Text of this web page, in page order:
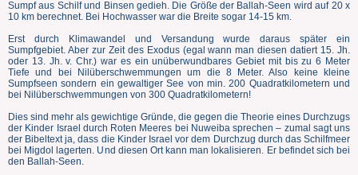
Sumpf aus Schilf und Binsen gedieh. Die Größe der Ballah-Seen wird auf 20 x
10 km berechnet. Bei Hochwasser war die Breite sogar 14-15 km.
Erst durch Klimawandel und Versandung wurde daraus später ein
Sumpfgebiet. Aber zur Zeit des Exodus (egal wann man diesen datiert 15. Jh.
oder 13. Jh. v. Chr.) war es ein unüberwundbares Gebiet mit bis zu 6 Meter
Tiefe und bei Nilüberschwemmungen um die 8 Meter. Also keine kleine
Sumpfseen sondern ein gewaltiger See von min. 200 Quadratkilometern und
bei Nilüberschwemmungen von 300 Quadratkilometern!
Dies sind mehr als gewichtige Gründe, die gegen die Theorie eines Durchzugs
der Kinder Israel durch Roten Meeres bei Nuweiba sprechen – zumal sagt uns
der Bibeltext ja, dass die Kinder Israel vor dem Durchzug durch das Schilfmeer
bei Migdol lagerten. Und diesen Ort kann man lokalisieren. Er befindet sich bei
den Ballah-Seen.